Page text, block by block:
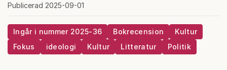
Publicerad 2025-09-01
Ingår i nummer 2025-36 Bokrecension
Kultur
Fokus
ideologi Kultur Litteratur Politik